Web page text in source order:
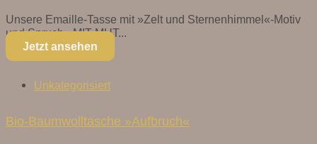
Unsere Emaille-Tasse mit »Zelt und Sternenhimmel«-Motiv
und Spruch »MIT MUT...
Jetzt ansehen
Unkategorisiert
Bio-Baumwolltasche »Aufbruch«